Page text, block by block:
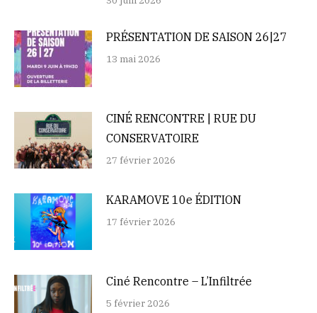
PRÉSENTATION DE SAISON 26|27
13 mai 2026
CINÉ RENCONTRE | RUE DU
CONSERVATOIRE
27 février 2026
KARAMOVE 10e ÉDITION
17 février 2026
Ciné Rencontre – L’Infiltrée
5 février 2026